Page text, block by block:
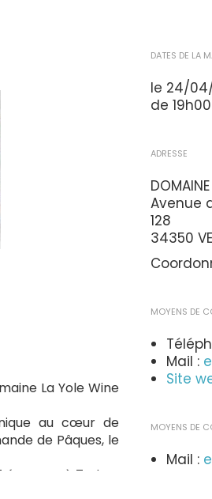
La Yole Wine
au cœur de
de Pâques, le
où 7 plats
DATES DE LA
le 24/
de
ADRESSE
Avenue
128
34350
MOYENS DE
Mail :
Site
MOYENS DE
Mail :